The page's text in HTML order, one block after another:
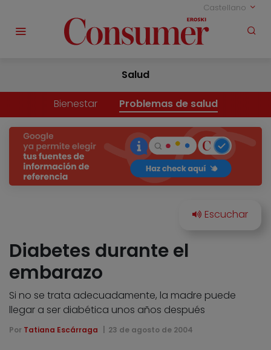
Castellano
Salud
Bienestar Problemas de salud
Diabetes durante el
embarazo
Si no se trata adecuadamente, la madre puede
llegar a ser diabética unos años después
Por Tatiana Escárraga 23 de agosto de 2004